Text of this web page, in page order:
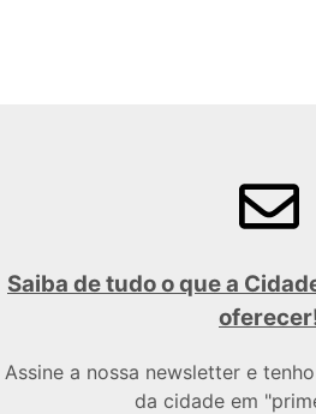
Saiba de tudo o que a
Assine a nossa newsletter e
da cidade em